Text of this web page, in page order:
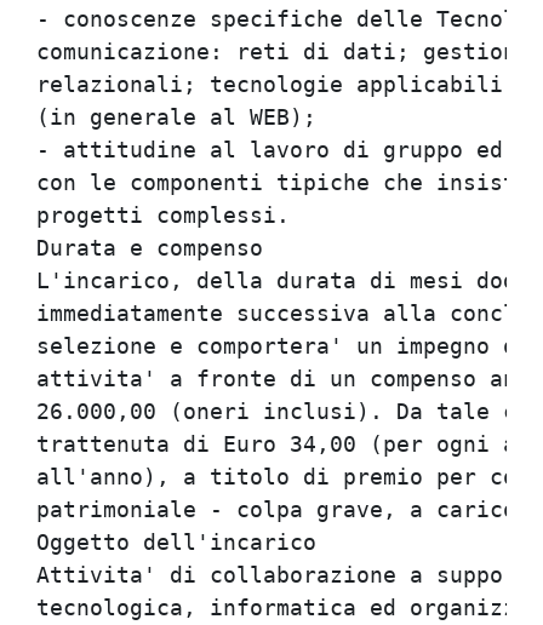
- conoscenze specifiche delle
comunicazione: reti di dati; gestione
relazionali; tecnologie applicabili
(in generale al WEB);
- attitudine al lavoro di gruppo ed
con le componenti tipiche che
progetti complessi.
Durata e compenso
L'incarico, della durata di mesi
immediatamente successiva alla
selezione e comportera' un impegno
attivita' a fronte di un compenso
26.000,00 (oneri inclusi). Da tale
trattenuta di Euro 34,00 (per ogni
all'anno), a titolo di premio per
patrimoniale - colpa grave, a carico
Oggetto dell'incarico
Attivita' di collaborazione a
tecnologica, informatica ed